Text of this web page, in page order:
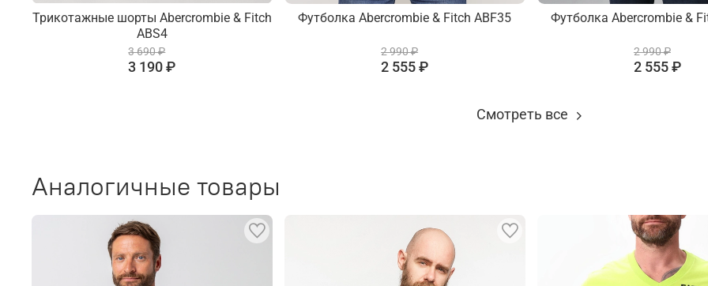
Трикотажные шорты Abercrombie & Fitch
ABS4
3 690 ₽
3 190 ₽
Футболка Abercrombie & Fitch ABF35
2 990 ₽
2 555 ₽
Футболка Abercrombie &
2 990 ₽
2 555 ₽
Смотреть все
Аналогичные товары